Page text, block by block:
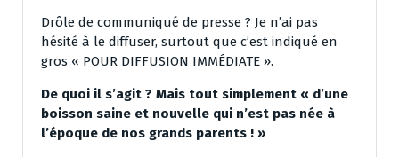
Drôle de communiqué de presse ? Je n’ai pas
hésité à le diffuser, surtout que c’est indiqué en
gros « POUR DIFFUSION IMMÉDIATE ».
De quoi il s’agit ? Mais tout simplement « d’une
boisson saine et nouvelle qui n’est pas née à
l’époque de nos grands parents ! »